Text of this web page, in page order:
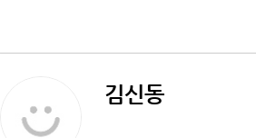
김신동